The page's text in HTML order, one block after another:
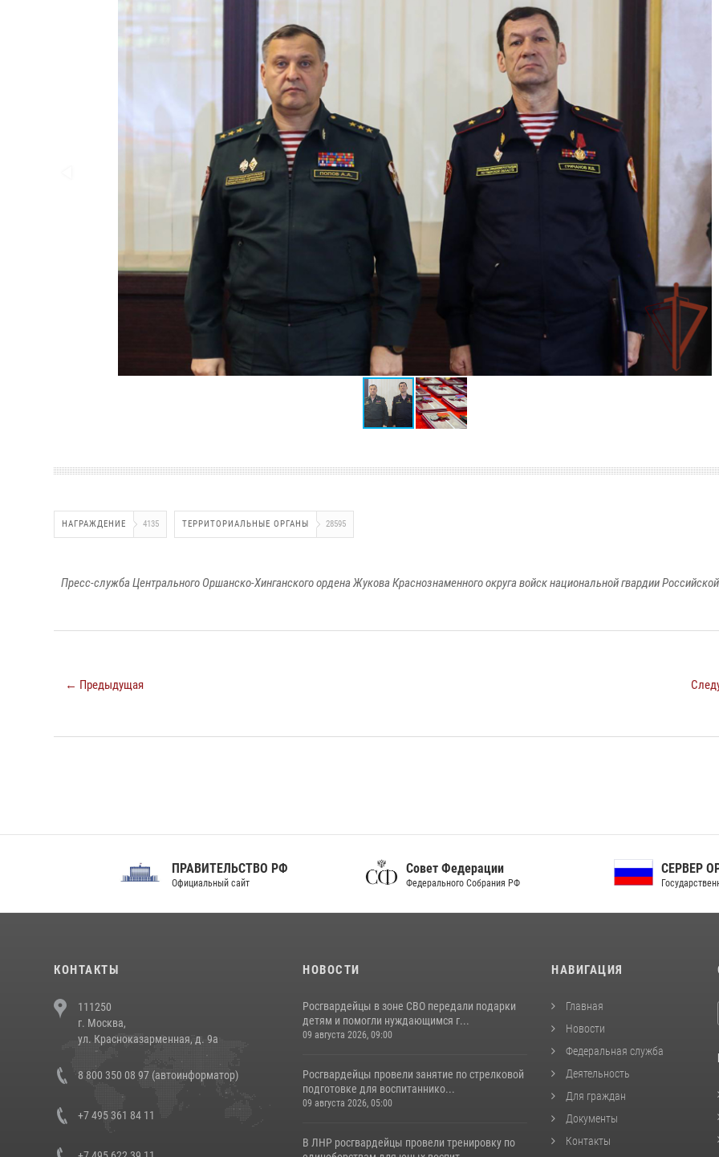
НАГРАЖДЕНИЕ 4135 ТЕРРИТОРИАЛЬНЫЕ ОРГАНЫ 28595
Пресс-служба Центрального Оршанско-Хинганского ордена Жукова Краснознаменного округа войск национальной гвардии
← Предыдущая
ПРАВИТЕЛЬСТВО РФ
Официальный сайт
Совет Федерации
Федерального Собрания РФ
СЕРВЕР ОРГАНОВ
Государственной власти РФ
КОНТАКТЫ
111250
г. Москва,
ул. Красноказарменная, д. 9а
8 800 350 08 97 (автоинформатор)
+7 495 361 84 11
НОВОСТИ
Росгвардейцы в зоне СВО передали подарки
детям и помогли нуждающимся г...
09 августа 2026, 09:00
Росгвардейцы провели занятие по стрелковой
подготовке для воспитаннико...
09 августа 2026, 05:00
В ЛНР росгвардейцы провели тренировку по
НАВИГАЦИЯ
Главная
Новости
Федеральная служба
Деятельность
Для граждан
Документы
Контакты